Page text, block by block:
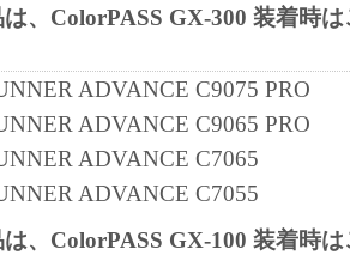
させることはできません。
、「本ソフトウェア」の全部
逆コンパイル、逆アセンブル、
リング等することはできません
行為をさせてはなりません。
表示
「本ソフトウェア」に含まれる
、ColorPASS GX-300 装着時
ADVANCE C9075 PRO
ADVANCE C9065 PRO
ADVANCE C7065
ADVANCE C7055
、ColorPASS GX-100 装着時